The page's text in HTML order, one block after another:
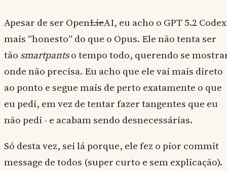
Apesar de ser OpenLieAI, eu acho o GPT 5.2 Codex
mais “honesto” do que o Opus. Ele não tenta ser
tão smartpantso tempo todo, querendo se
onde não precisa. Eu acho que ele vai mais direto
ao ponto e segue mais de perto exatamente o que
eu pedi, em vez de tentar fazer tangentes que eu
não pedi - e acabam sendo desnecessárias.
Só desta vez, sei lá porque, ele fez o pior commit
message de todos (super curto e sem explicação).